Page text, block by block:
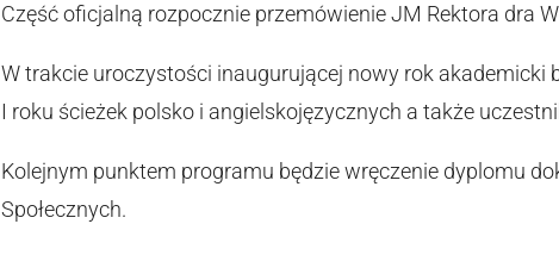
Część oficjalną rozpocznie przemówienie JM Rektora dra
W trakcie uroczystości inaugurującej nowy rok
I roku ścieżek polsko i angielskojęzycznych a także
Kolejnym punktem programu będzie wręczenie dyplomu
Społecznych.